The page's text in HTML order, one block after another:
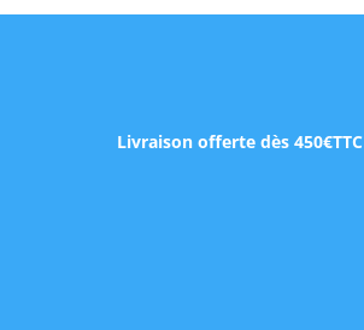
Livraison offerte dès 450€TTC